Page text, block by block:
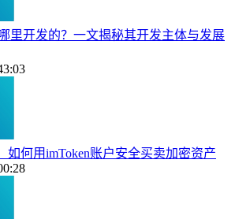
里开发的？一文揭秘其开发主体与发展
如何用imToken账户安全买卖加密资产